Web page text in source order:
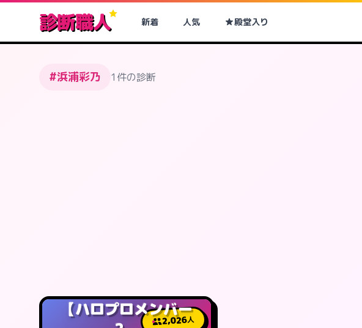
診断職人 新着 人気 殿堂入り
#浜浦彩乃 1件の診断
【ハロプロメンバー
2,026人